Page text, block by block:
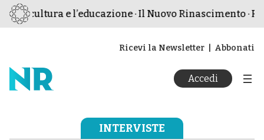
cultura e l’educazione · Il Nuovo Rinascimento ·
Ricevi la Newsletter Abbonati
Accedi
INTERVISTE